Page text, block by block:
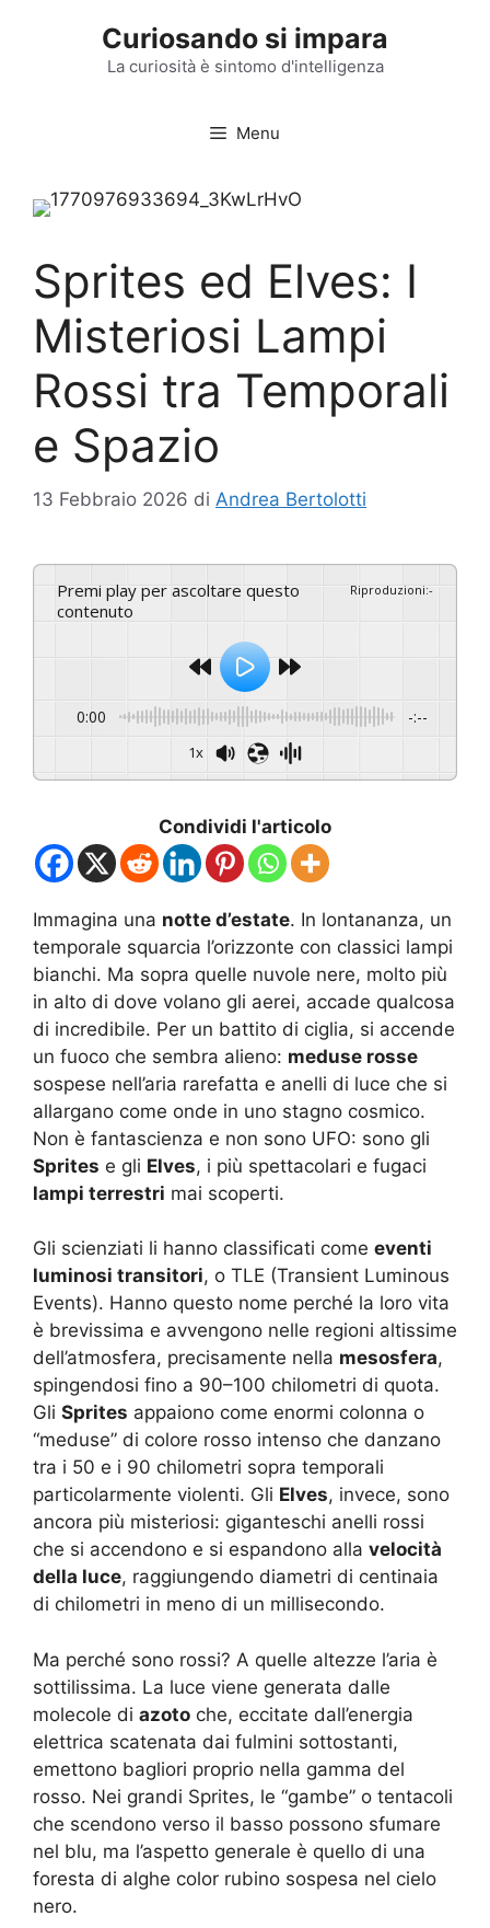
Curiosando si impara
La curiosità è sintomo d'intelligenza
Menu
Sprites ed Elves: I
Misteriosi Lampi
Rossi tra Temporali
e Spazio
13 Febbraio 2026 di Andrea Bertolotti
Premi play per ascoltare questo
contenuto
Riproduzioni:-
0:00 -:--
1x
Condividi l'articolo
Immagina una notte d’estate. In lontananza, un
temporale squarcia l’orizzonte con classici lampi
bianchi. Ma sopra quelle nuvole nere, molto più
in alto di dove volano gli aerei, accade qualcosa
di incredibile. Per un battito di ciglia, si accende
un fuoco che sembra alieno: meduse rosse
sospese nell’aria rarefatta e anelli di luce che si
allargano come onde in uno stagno cosmico.
Non è fantascienza e non sono UFO: sono gli
Sprites e gli Elves, i più spettacolari e fugaci
lampi terrestri mai scoperti.
Gli scienziati li hanno classificati come eventi
luminosi transitori, o TLE (Transient Luminous
Events). Hanno questo nome perché la loro vita
è brevissima e avvengono nelle regioni altissime
dell’atmosfera, precisamente nella mesosfera,
spingendosi fino a 90–100 chilometri di quota.
Gli Sprites appaiono come enormi colonna o
“meduse” di colore rosso intenso che danzano
tra i 50 e i 90 chilometri sopra temporali
particolarmente violenti. Gli Elves, invece, sono
ancora più misteriosi: giganteschi anelli rossi
che si accendono e si espandono alla velocità
della luce, raggiungendo diametri di centinaia
di chilometri in meno di un millisecondo.
Ma perché sono rossi? A quelle altezze l’aria è
sottilissima. La luce viene generata dalle
molecole di azoto che, eccitate dall’energia
elettrica scatenata dai fulmini sottostanti,
emettono bagliori proprio nella gamma del
rosso. Nei grandi Sprites, le “gambe” o tentacoli
che scendono verso il basso possono sfumare
nel blu, ma l’aspetto generale è quello di una
foresta di alghe color rubino sospesa nel cielo
nero.